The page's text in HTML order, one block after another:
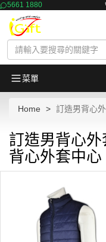
5661 1880
菜單
Home 訂造男背心
訂造男背心
背心外套中心